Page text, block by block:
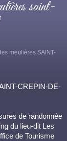
saint-
meulières SAINT-
CREPIN-DE-
de randonnée
du lieu-dit Les
de Tourisme